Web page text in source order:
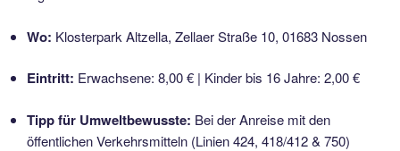
Wo: Klosterpark Altzella, Zellaer Straße 10, 01683 Nossen
Eintritt: Erwachsene: 8,00 € | Kinder bis 16 Jahre: 2,00 €
Tipp für Umweltbewusste: Bei der Anreise mit den
öffentlichen Verkehrsmitteln (Linien 424, 418/412 & 750)